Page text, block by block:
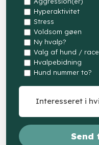
Hyperaktivitet
Stress
Voldsom gøen
Ny hvalp?
Valg af hund / race
Hvalpebidning
Hund nummer to?